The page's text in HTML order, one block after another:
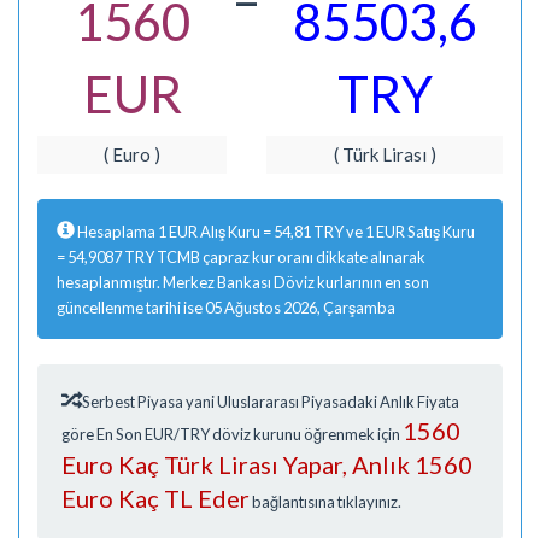
1560
EUR
85503,6
TRY
( Euro ) ( Türk Lirası )
Hesaplama 1 EUR Alış Kuru = 54,81 TRY ve 1 EUR Satış Kuru
= 54,9087 TRY TCMB çapraz kur oranı dikkate alınarak
hesaplanmıştır. Merkez Bankası Döviz kurlarının en son
güncellenme tarihi ise 05 Ağustos 2026, Çarşamba
Serbest Piyasa yani Uluslararası Piyasadaki Anlık Fiyata
göre En Son EUR/TRY döviz kurunu öğrenmek için 1560
Euro Kaç Türk Lirası Yapar, Anlık 1560
Euro Kaç TL Ederbağlantısına tıklayınız.